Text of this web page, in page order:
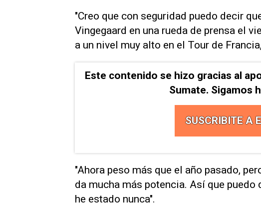
"Creo que con seguridad puedo decir
Vingegaard en una rueda de prensa el
a un nivel muy alto en el Tour de
Este contenido se hizo gracias al
Sumate. Sigamos
SUSCRIBITE A
"Ahora peso más que el año pasado,
da mucha más potencia. Así que
he estado nunca".